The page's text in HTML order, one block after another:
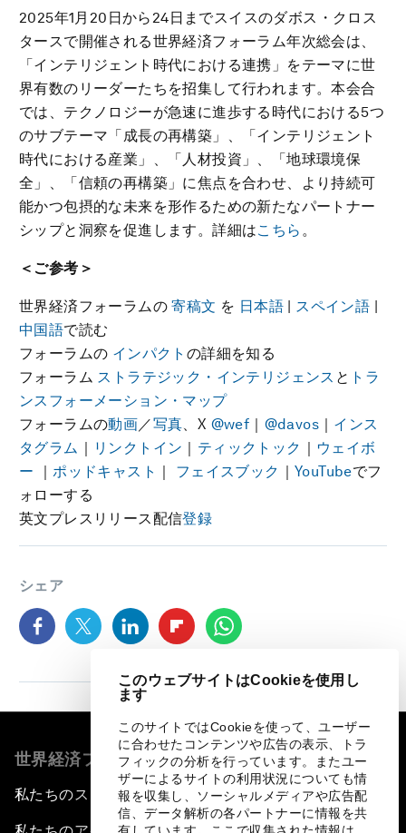
このウェブサイトはCookieを使用し
ます
このサイトではCookieを使って、ユーザー
に合わせたコンテンツや広告の表示、トラ
フィックの分析を行っています。またユー
ザーによるサイトの利用状況についても情
報を収集し、ソーシャルメディアや広告配
信、データ解析の各パートナーに情報を共
2025年1月20日から24日までスイスのダボス・クロス
タースで開催される世界経済フォーラム年次総会は、
「インテリジェント時代における連携」をテーマに世
界有数のリーダーたちを招集して行われます。本会合
では、テクノロジーが急速に進歩する時代における5つ
のサブテーマ「成長の再構築」、「インテリジェント
時代における産業」、「人材投資」、「地球環境保
全」、「信頼の再構築」に焦点を合わせ、より持続可
能かつ包摂的な未来を形作るための新たなパートナー
シップと洞察を促進します。詳細はこちら 。
＜ご参考＞
世界経済フォーラムの寄稿文 を 日本語 | スペイン語 |
中国語で読む
フォーラムの インパクト の詳細を知る
フォーラム ストラテジック・インテリジェンス と トラ
ンスフォーメーション・マップ
フォーラムの動画／写真、X @wef ｜ @davos ｜ インス
タグラム ｜ リンクトイン ｜ ティックトック ｜ ウェイボ
ー ｜ポッドキャスト ｜ フェイスブック ｜YouTubeでフ
ォローする
英文プレスリリース配信登録
シェア
世界経済フォーラムについて
私たちのストラテジー